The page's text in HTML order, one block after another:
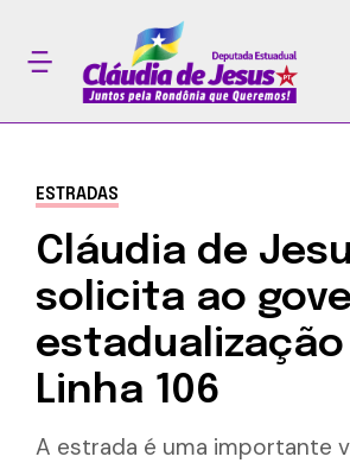
ESTRADAS
Cláudia de
solicita ao
estadualização
Linha 106
A estrada é uma importante